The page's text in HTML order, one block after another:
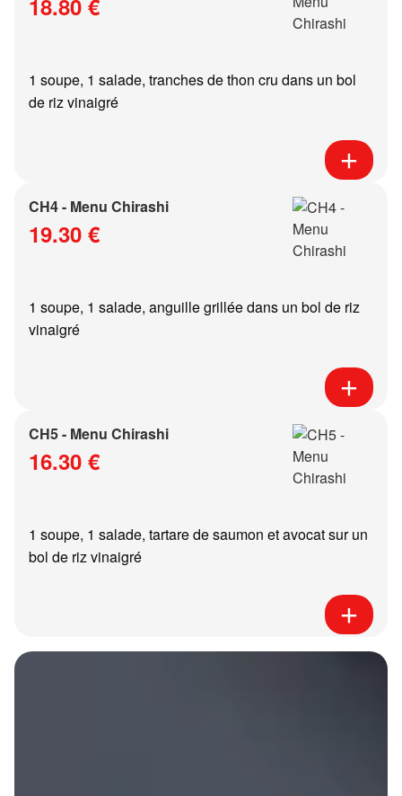
18.80 €
1 soupe, 1 salade, tranches de thon cru dans un bol
de riz vinaigré
CH4 - Menu Chirashi
19.30 €
1 soupe, 1 salade, anguille grillée dans un bol de riz
vinaigré
CH5 - Menu Chirashi
16.30 €
1 soupe, 1 salade, tartare de saumon et avocat sur un
bol de riz vinaigré